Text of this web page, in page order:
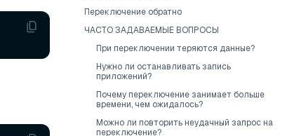
Переключение обратно
ЧАСТО ЗАДАВАЕМЫЕ ВОПРОСЫ
При переключении теряются данные?
Нужно ли останавливать запись
приложений?
Почему переключение занимает больше
времени, чем ожидалось?
Можно ли повторить неудачный запрос на
переключение?